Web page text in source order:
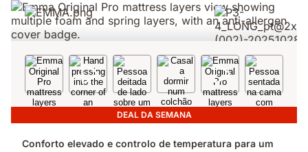
DEAL DA SEMANA
Conforto elevado e controlo de temperatura para um